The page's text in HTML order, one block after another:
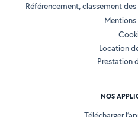
Référencement, classement
Mentions
Location
Prestation
NOS